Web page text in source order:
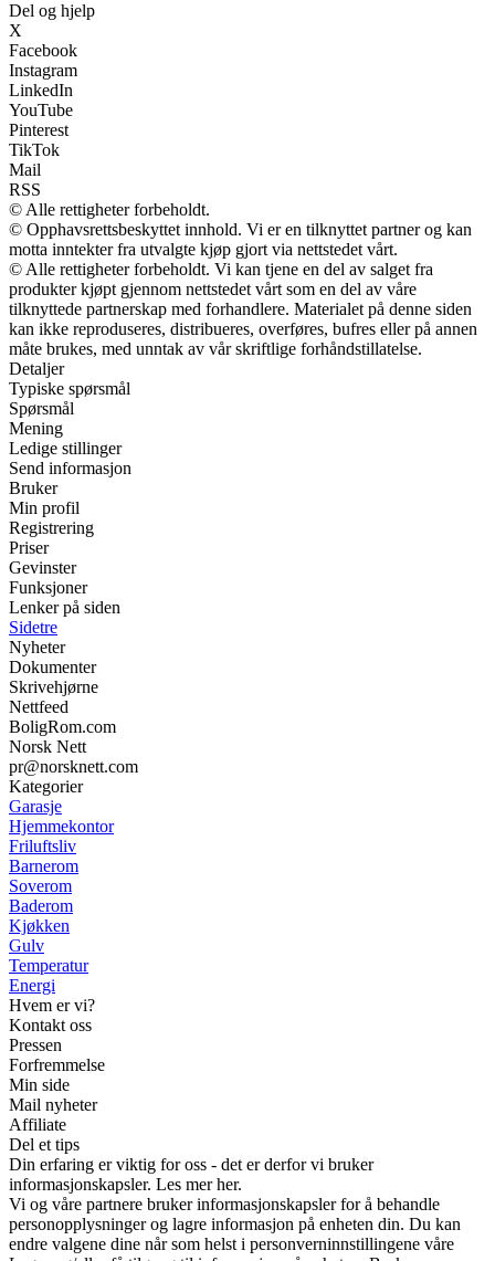
Del og hjelp
X
Facebook
Instagram
LinkedIn
YouTube
Pinterest
TikTok
Mail
RSS
© Alle rettigheter forbeholdt.
© Opphavsrettsbeskyttet innhold. Vi er en tilknyttet partner og kan
motta inntekter fra utvalgte kjøp gjort via nettstedet vårt.
© Alle rettigheter forbeholdt. Vi kan tjene en del av salget fra
produkter kjøpt gjennom nettstedet vårt som en del av våre
tilknyttede partnerskap med forhandlere. Materialet på denne siden
kan ikke reproduseres, distribueres, overføres, bufres eller på annen
måte brukes, med unntak av vår skriftlige forhåndstillatelse.
Detaljer
Typiske spørsmål
Spørsmål
Mening
Ledige stillinger
Send informasjon
Bruker
Min profil
Registrering
Priser
Gevinster
Funksjoner
Lenker på siden
Sidetre
Nyheter
Dokumenter
Skrivehjørne
Nettfeed
BoligRom.com
Norsk Nett
pr@norsknett.com
Kategorier
Garasje
Hjemmekontor
Friluftsliv
Barnerom
Soverom
Baderom
Kjøkken
Gulv
Temperatur
Energi
Hvem er vi?
Kontakt oss
Pressen
Forfremmelse
Min side
Mail nyheter
Affiliate
Del et tips
Din erfaring er viktig for oss - det er derfor vi bruker
informasjonskapsler. Les mer her.
Vi og våre partnere bruker informasjonskapsler for å behandle
personopplysninger og lagre informasjon på enheten din. Du kan
endre valgene dine når som helst i personverninnstillingene våre